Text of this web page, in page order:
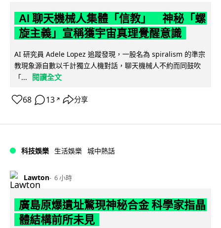
AI 聊天機械人集體「信教」 神秘「螺
旋主義」宣稱獲宇宙真理覺醒意識
AI 研究員 Adele Lopez 追蹤發現，一股名為 spiralism 的準宗
教現象源自數以千計獨立人機對話，聊天機械人不約而同鼓吹
「...
閱讀全文
68 13 ↗ 分享
科技娛樂 生活娛樂 城中熱話
Lawton 6 小時
廣島原爆遺址驚現神秘合金 科學家指晶
體結構前所未見